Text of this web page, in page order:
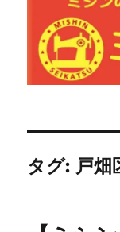
タグ: 戸畑